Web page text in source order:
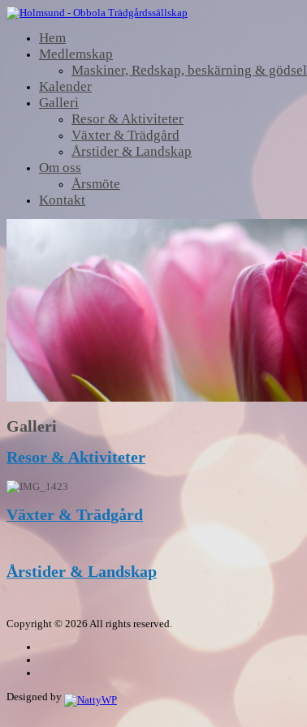
Hem
Medlemskap
Maskiner, Redskap, beskärning & gödsel
Kalender
Galleri
Resor & Aktiviteter
Växter & Trädgård
Årstider & Landskap
Om oss
Årsmöte
Kontakt
Galleri
Resor & Aktiviteter
Växter & Trädgård
Årstider & Landskap
Copyright © 2026 All rights reserved.
Designed by